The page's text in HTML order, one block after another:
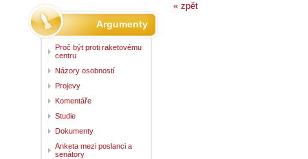
« zpět
Argumenty
Proč být proti raketovému
centru
Názory osobností
Projevy
Komentáře
Studie
Dokumenty
Anketa mezi poslanci a
senátory